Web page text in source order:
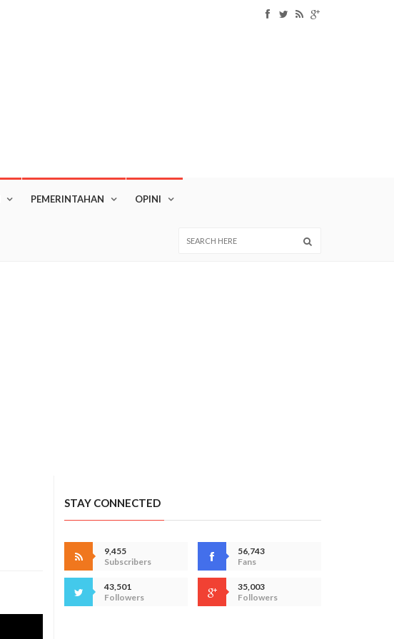
PEMERINTAHAN OPINI
STAY CONNECTED
9,455
Subscribers
56,743
Fans
43,501
Followers
35,003
Followers